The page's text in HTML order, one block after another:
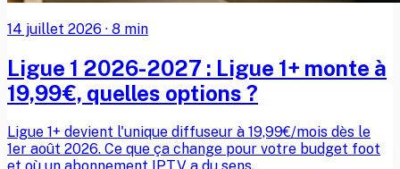
14 juillet 2026 · 8 min
Ligue 1 2026-2027 : Ligue 1+ monte à
19,99€, quelles options ?
Ligue 1+ devient l'unique diffuseur à 19,99€/mois dès le
1er août 2026. Ce que ça change pour votre budget foot